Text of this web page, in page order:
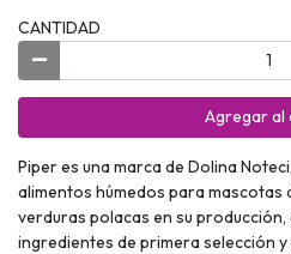
CANTIDAD
Agregar al
Piper es una marca de Dolina
alimentos húmedos para mascotas
verduras polacas en su
ingredientes de primera selección